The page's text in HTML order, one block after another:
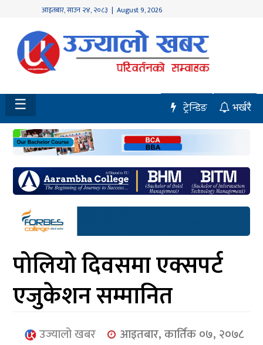
आइतबार,साउन २४, २०८३ | August 9, 2026
होमपेज
नवलपुर
विशेष
मध्य
नेपाल
चितवन
सेरोफेरो
समाचार
आर्थिक
मनोरञ्जन
खेलकुद
☰ भर्खरै
ट्रेन्डिङ
पोलियो दिवसमा एक्सपर्ट
एजुकेशन सम्मानित
उज्यालो खबर आइतबार, कार्तिक ०७, २०७८